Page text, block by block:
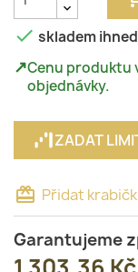
 skladem
↗Cenu produktu
objednávky.
ZADAT
card_giftcard Přidat
Garantujeme